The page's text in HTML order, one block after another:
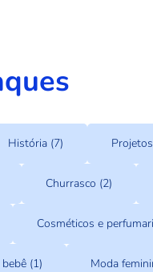
História (7)
Churrasco (2)
Cosméticos e
(1) Moda